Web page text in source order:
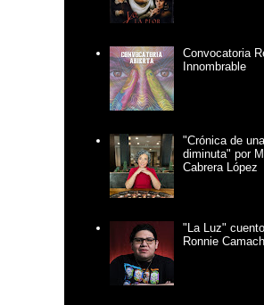
Convocatoria
Innombrable
"Crónica de
diminuta" por
Cabrera López
"La Luz"
Ronnie